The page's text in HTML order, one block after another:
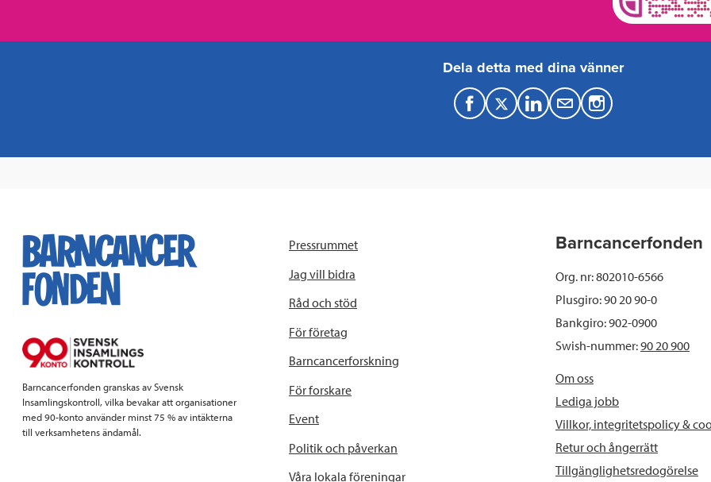
Dela detta med dina vänner
F
T
L
M
Barncancerfonden granskas av Svensk
Insamlingskontroll, vilka bevakar att organisationer
med 90-konto använder minst 75 % av intäkterna
till verksamhetens ändamål.
Pressrummet
Jag vill bidra
Råd och stöd
För företag
Barncancerforskning
För forskare
Event
Politik och påverkan
Våra lokala föreningar
Barncancerfonden
Org. nr: 802010-6566
Plusgiro: 90 20 90-0
Bankgiro: 902-0900
Swish-nummer:90 20 900
Om oss
Lediga jobb
Villkor, integritetspolicy &
Retur och ångerrätt
Tillgänglighetsredogörelse